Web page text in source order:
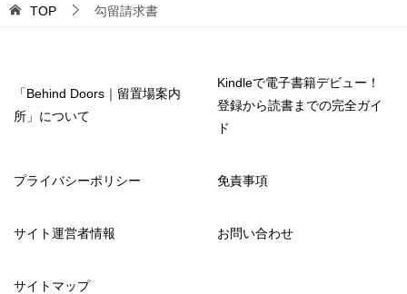
TOP 勾留請求書
「Behind Doors｜留置場案内
所」について
Kindleで電子書籍デビュー！
登録から読書までの完全ガイ
ド
プライバシーポリシー 免責事項
サイト運営者情報 お問い合わせ
サイトマップ